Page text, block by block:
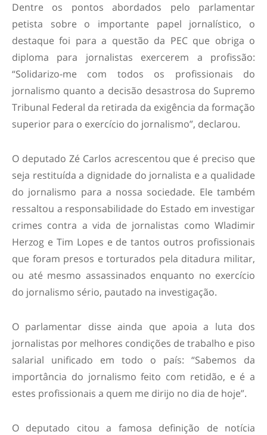
Dentre os pontos abordados pelo parlamentar
petista sobre o importante papel jornalístico, o
destaque foi para a questão da PEC que obriga o
diploma para jornalistas exercerem a profissão:
“Solidarizo-me com todos os profissionais do
jornalismo quanto a decisão desastrosa do Supremo
Tribunal Federal da retirada da exigência da formação
superior para o exercício do jornalismo”, declarou.
O deputado Zé Carlos acrescentou que é preciso que
seja restituída a dignidade do jornalista e a qualidade
do jornalismo para a nossa sociedade. Ele também
ressaltou a responsabilidade do Estado em investigar
crimes contra a vida de jornalistas como Wladimir
Herzog e Tim Lopes e de tantos outros profissionais
que foram presos e torturados pela ditadura militar,
ou até mesmo assassinados enquanto no exercício
do jornalismo sério, pautado na investigação.
O parlamentar disse ainda que apoia a luta dos
jornalistas por melhores condições de trabalho e piso
salarial unificado em todo o país: “Sabemos da
importância do jornalismo feito com retidão, e é a
estes profissionais a quem me dirijo no dia de hoje”.
O deputado citou a famosa definição de notícia